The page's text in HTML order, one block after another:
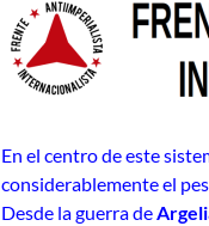
En el centro de este
considerablemente el
Desde la guerra de